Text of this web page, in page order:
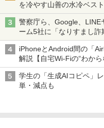
を冷やす山善の水冷ベス
ち・ざ・ろーど！その14
警察庁ら、Google、LINE
ーム5社に「なりすまし
真や映像を使った投資詐
iPhoneとAndroid間の「
解説【自宅Wi-Fiの“わから
学生の「生成AIコピペ」
単・減点も